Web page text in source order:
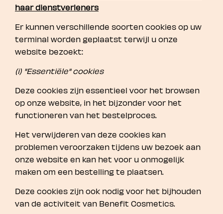
haar dienstverleners
Er kunnen verschillende soorten cookies op uw
terminal worden geplaatst terwijl u onze
website bezoekt:
(i) "Essentiële" cookies
Deze cookies zijn essentieel voor het browsen
op onze website, in het bijzonder voor het
functioneren van het bestelproces.
Het verwijderen van deze cookies kan
problemen veroorzaken tijdens uw bezoek aan
onze website en kan het voor u onmogelijk
maken om een bestelling te plaatsen.
Deze cookies zijn ook nodig voor het bijhouden
van de activiteit van Benefit Cosmetics.